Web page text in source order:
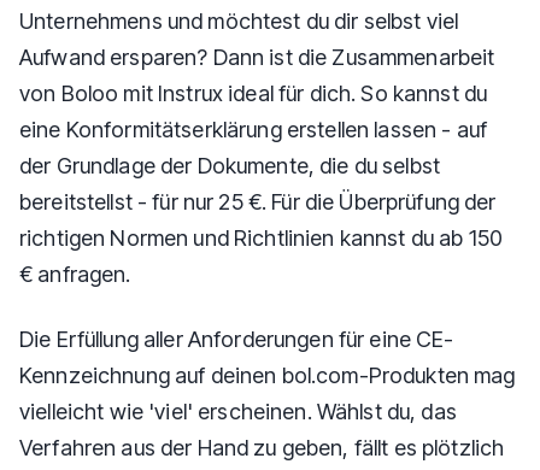
Unternehmens und möchtest du dir selbst viel
Aufwand ersparen? Dann ist die Zusammenarbeit
von Boloo mit Instrux ideal für dich. So kannst du
eine Konformitätserklärung erstellen lassen - auf
der Grundlage der Dokumente, die du selbst
bereitstellst - für nur 25 €. Für die Überprüfung der
richtigen Normen und Richtlinien kannst du ab 150
€ anfragen.
Die Erfüllung aller Anforderungen für eine CE-
Kennzeichnung auf deinen bol.com-Produkten mag
vielleicht wie 'viel' erscheinen. Wählst du, das
Verfahren aus der Hand zu geben, fällt es plötzlich